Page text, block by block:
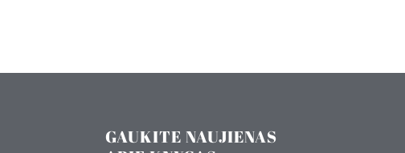
GAUKITE NAUJIENAS